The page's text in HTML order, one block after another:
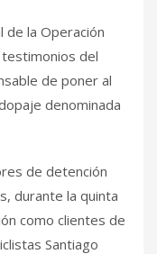
de la Operación
del
de poner al
denominada
de detención
durante la quinta
como clientes de
Santiago